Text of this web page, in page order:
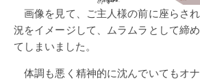
画像を見て、ご主人様の前に座らさ
況をイメージして、ムラムラとして締
てしまいました。
体調も悪く精神的に沈んでいてもオ